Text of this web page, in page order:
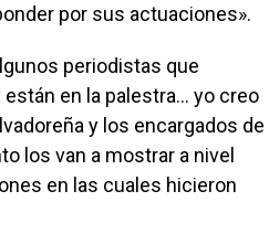
por sus actuaciones».
periodistas que
en la palestra… yo creo
y los encargados de
los van a mostrar a nivel
en las cuales hicieron